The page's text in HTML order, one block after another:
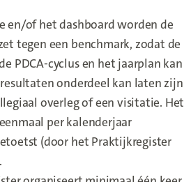
en/of het dashboard worden de
tegen een benchmark, zodat de
PDCA-cyclus en het jaarplan kan
onderdeel kan laten zijn
overleg of een visitatie. Het
per kalenderjaar
(door het Praktijkregister